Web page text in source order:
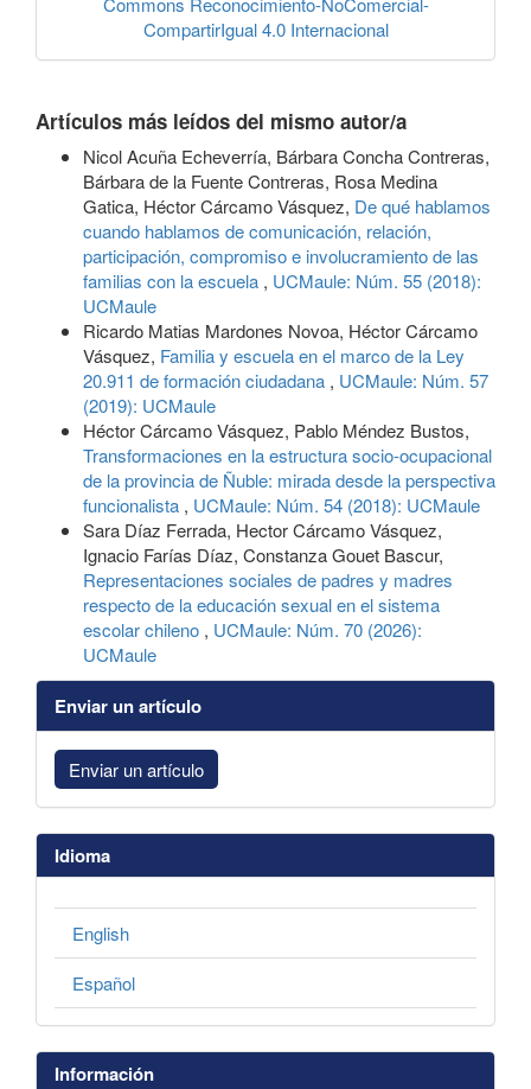
CompartirIgual 4.0 Internacional
Artículos más leídos del mismo autor/a
Nicol Acuña Echeverría, Bárbara Concha Contreras,
Bárbara de la Fuente Contreras, Rosa Medina
Gatica, Héctor Cárcamo Vásquez, De qué hablamos
cuando hablamos de comunicación, relación,
participación, compromiso e involucramiento de las
familias con la escuela , UCMaule: Núm. 55 (2018):
UCMaule
Ricardo Matias Mardones Novoa, Héctor Cárcamo
Vásquez, Familia y escuela en el marco de la Ley
20.911 de formación ciudadana , UCMaule: Núm. 57
(2019): UCMaule
Héctor Cárcamo Vásquez, Pablo Méndez Bustos,
Transformaciones en la estructura socio-ocupacional
de la provincia de Ñuble: mirada desde la perspectiva
funcionalista , UCMaule: Núm. 54 (2018): UCMaule
Sara Díaz Ferrada, Hector Cárcamo Vásquez,
Ignacio Farías Díaz, Constanza Gouet Bascur,
Representaciones sociales de padres y madres
respecto de la educación sexual en el sistema
escolar chileno , UCMaule: Núm. 70 (2026):
UCMaule
Enviar un artículo
Enviar un artículo
Idioma
English
Español
Información